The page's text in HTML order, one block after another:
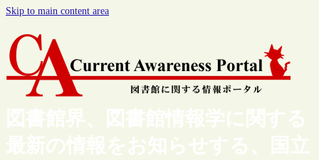
Skip to main content area
図書館界、図書館情報学に関する
最新の情報をお知らせする、国立